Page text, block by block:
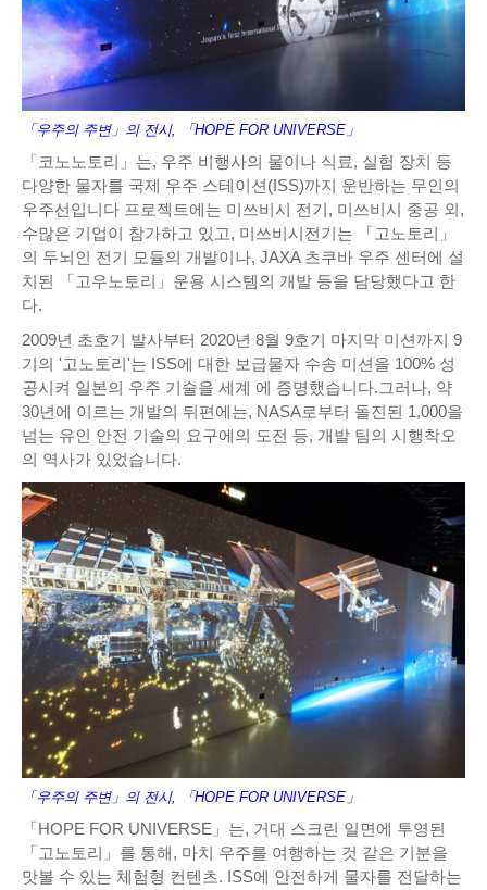
「우주의 주변」의 전시, 「HOPE FOR UNIVERSE」
「코노노토리」는, 우주 비행사의 물이나 식료, 실험 장치 등
다양한 물자를 국제 우주 스테이션(ISS)까지 운반하는 무인의
우주선입니다 프로젝트에는 미쓰비시 전기, 미쓰비시 중공 외,
수많은 기업이 참가하고 있고, 미쓰비시전기는 「고노토리」
의 두뇌인 전기 모듈의 개발이나, JAXA 츠쿠바 우주 센터에 설
치된 「고우노토리」운용 시스템의 개발 등을 담당했다고 한
다.
2009년 초호기 발사부터 2020년 8월 9호기 마지막 미션까지 9
기의 '고노토리'는 ISS에 대한 보급물자 수송 미션을 100% 성
공시켜 일본의 우주 기술을 세계 에 증명했습니다.그러나, 약
30년에 이르는 개발의 뒤편에는, NASA로부터 돌진된 1,000을
넘는 유인 안전 기술의 요구에의 도전 등, 개발 팀의 시행착오
의 역사가 있었습니다.
「우주의 주변」의 전시, 「HOPE FOR UNIVERSE」
「HOPE FOR UNIVERSE」는, 거대 스크린 일면에 투영된
「고노토리」를 통해, 마치 우주를 여행하는 것 같은 기분을
맛볼 수 있는 체험형 컨텐츠. ISS에 안전하게 물자를 전달하는